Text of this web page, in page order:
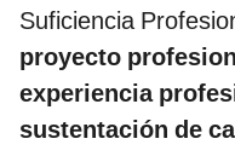
Suficiencia
proyecto
experiencia
sustentación de